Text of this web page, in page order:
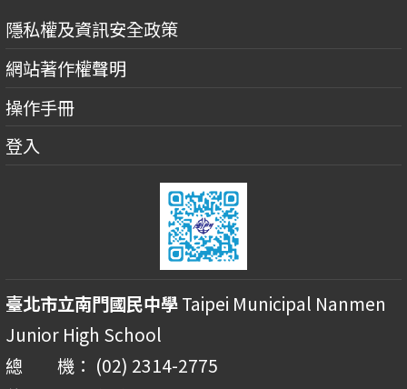
隱私權及資訊安全政策
網站著作權聲明
操作手冊
登入
臺北市立南門國民中學Taipei Municipal Nanmen
Junior High School
總 機： (02) 2314-2775